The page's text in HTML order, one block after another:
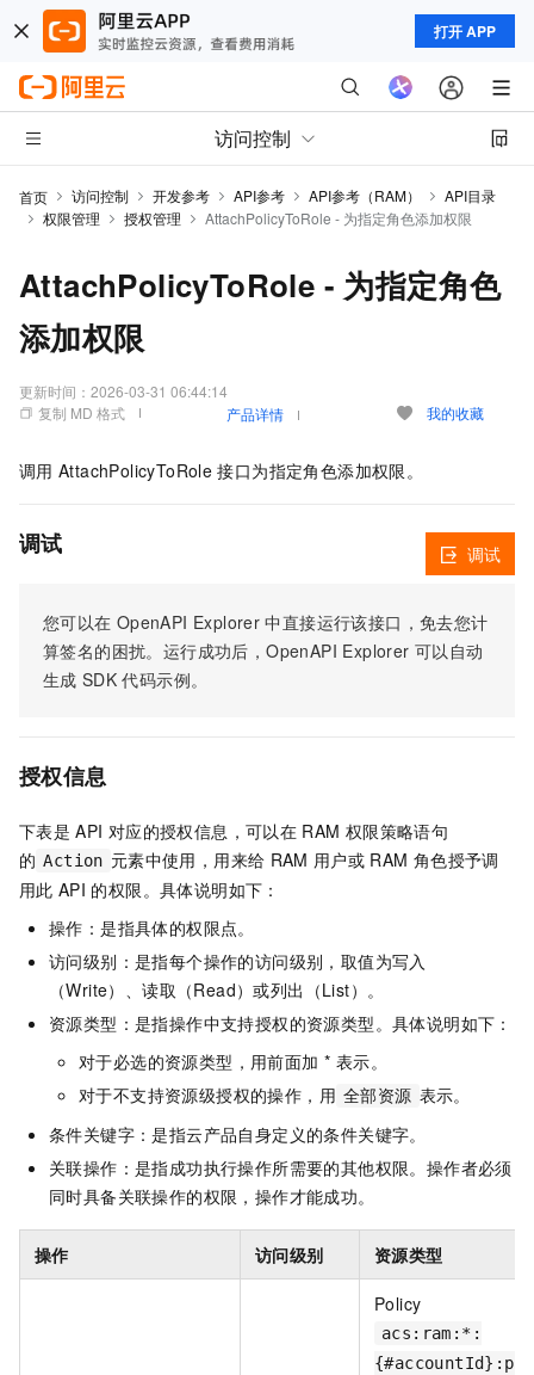
打开 APP
访问控制
首页 访问控制 开发参考 API参考 API参考（RAM）
API目录
权限管理
授权管理 AttachPolicyToRole - 为指定角色添加权限
AttachPolicyToRole - 为指定角色
添加权限
更新时间： 2026-03-31 06:44:14
复制 MD 格式
产品详情 我的收藏
调用 AttachPolicyToRole 接口为指定角色添加权限。
调试
您可以在 OpenAPI Explorer 中直接运行该接口，免去您计
算签名的困扰。运行成功后，OpenAPI Explorer 可以自动
生成 SDK 代码示例。
调试
授权信息
下表是 API 对应的授权信息，可以在 RAM 权限策略语句
的 Action 元素中使用，用来给 RAM 用户或 RAM 角色授予调
用此 API 的权限。具体说明如下：
操作：是指具体的权限点。
访问级别：是指每个操作的访问级别，取值为写入
（Write）、读取（Read）或列出（List）。
资源类型：是指操作中支持授权的资源类型。具体说明如下：
对于必选的资源类型，用前面加 * 表示。
对于不支持资源级授权的操作，用 全部资源 表示。
条件关键字：是指云产品自身定义的条件关键字。
关联操作：是指成功执行操作所需要的其他权限。操作者必须
同时具备关联操作的权限，操作才能成功。
操作 访问级别 资源类型
Policy
acs:ram:*: